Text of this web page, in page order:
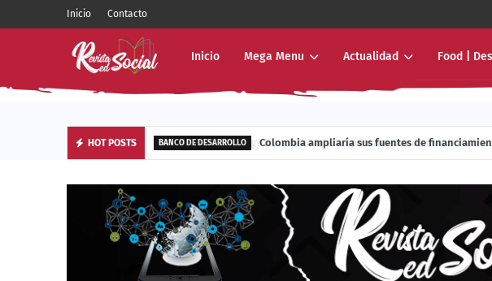
Inicio Contacto
Inicio Mega Menu Actualidad Food |
HOT POSTS BANCO DE DESARROLLO Colombia ampliaría sus fuentes de
BUSINESS Energy Now lleva la energía solar donde nunca había